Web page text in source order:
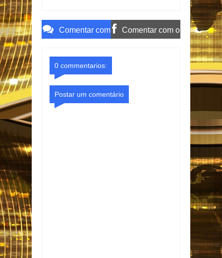
Comentar com Comentar com o
0 commentarios:
Postar um comentário